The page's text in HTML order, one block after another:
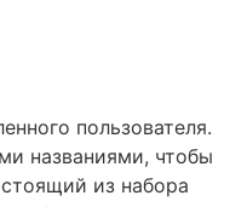
пользователя.
названиями, чтобы
из набора